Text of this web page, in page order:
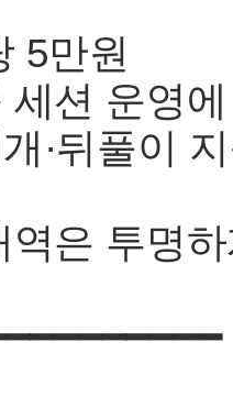
5만원
세션 운영
·뒤풀이
역은 투명